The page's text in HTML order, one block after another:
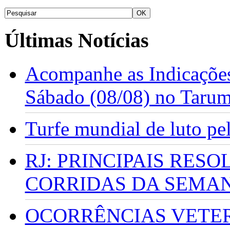
Últimas Notícias
Acompanhe as
Sábado (08/08) no
Turfe mundial de luto
RJ: PRINCIPAIS
CORRIDAS DA
OCORRÊNCIAS